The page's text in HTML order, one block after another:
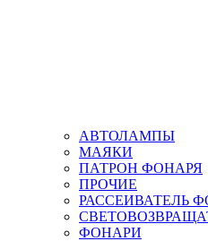
АВТОЛАМПЫ
МАЯКИ
ПАТРОН ФОНАРЯ
ПРОЧИЕ
РАССЕИВАТЕЛЬ
ФОНАРИ